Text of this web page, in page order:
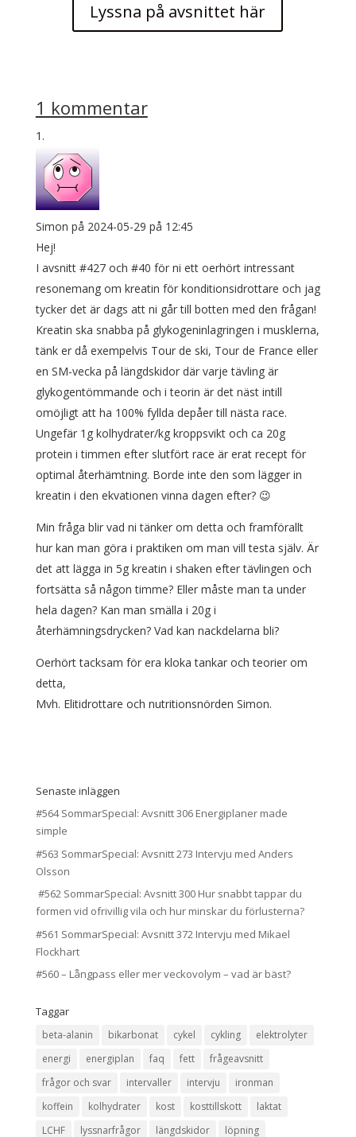
Lyssna på avsnittet här
1 kommentar
Simon på 2024-05-29 på 12:45
Hej!
I avsnitt #427 och #40 för ni ett oerhört intressant
resonemang om kreatin för konditionsidrottare och jag
tycker det är dags att ni går till botten med den frågan!
Kreatin ska snabba på glykogeninlagringen i musklerna,
tänk er då exempelvis Tour de ski, Tour de France eller
en SM-vecka på längdskidor där varje tävling är
glykogentömmande och i teorin är det näst intill
omöjligt att ha 100% fyllda depåer till nästa race.
Ungefär 1g kolhydrater/kg kroppsvikt och ca 20g
protein i timmen efter slutfört race är erat recept för
optimal återhämtning. Borde inte den som lägger in
kreatin i den ekvationen vinna dagen efter? 😉
Min fråga blir vad ni tänker om detta och framförallt
hur kan man göra i praktiken om man vill testa själv. Är
det att lägga in 5g kreatin i shaken efter tävlingen och
fortsätta så någon timme? Eller måste man ta under
hela dagen? Kan man smälla i 20g i
återhämningsdrycken? Vad kan nackdelarna bli?
Oerhört tacksam för era kloka tankar och teorier om
detta,
Mvh. Elitidrottare och nutritionsnörden Simon.
Senaste inläggen
#564 SommarSpecial: Avsnitt 306 Energiplaner made
simple
#563 SommarSpecial: Avsnitt 273 Intervju med Anders
Olsson
#562 SommarSpecial: Avsnitt 300 Hur snabbt tappar du
formen vid ofrivillig vila och hur minskar du förlusterna?
#561 SommarSpecial: Avsnitt 372 Intervju med Mikael
Flockhart
#560 – Långpass eller mer veckovolym – vad är bäst?
Taggar
beta-alanin bikarbonat cykel cykling
elektrolyter
energi
energiplan faq fett
frågeavsnitt
frågor och svar
intervaller intervju
ironman
koffein
kolhydrater kost kosttillskott
laktat
LCHF
lyssnarfrågor längdskidor löpning